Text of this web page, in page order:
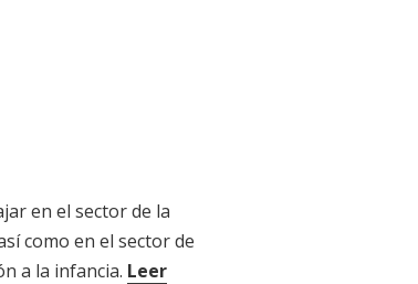
en el sector de la
como en el sector de
a la infancia. Leer